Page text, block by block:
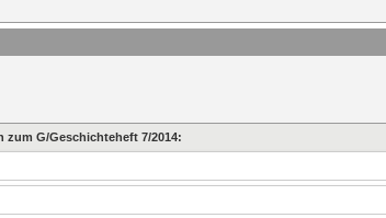
G/Geschichteheft 7/2014: